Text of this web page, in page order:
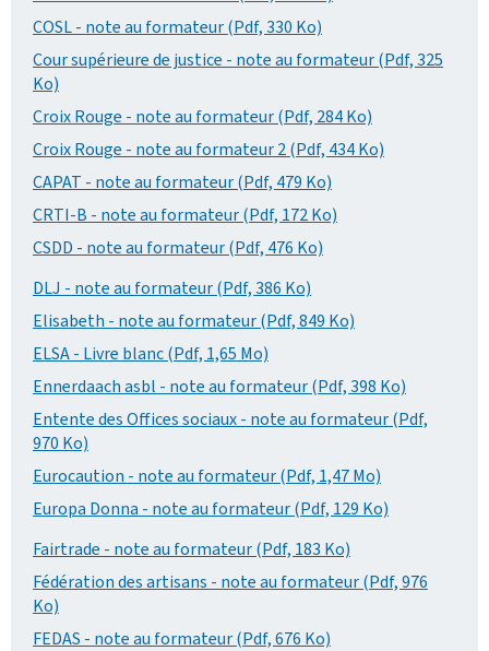
COSL - note au formateur (Pdf, 330 Ko)
Cour supérieure de justice - note au formateur (Pdf, 325
Ko)
Croix Rouge - note au formateur (Pdf, 284 Ko)
Croix Rouge - note au formateur 2 (Pdf, 434 Ko)
CAPAT - note au formateur (Pdf, 479 Ko)
CRTI-B - note au formateur (Pdf, 172 Ko)
CSDD - note au formateur (Pdf, 476 Ko)
DLJ - note au formateur (Pdf, 386 Ko)
Elisabeth - note au formateur (Pdf, 849 Ko)
ELSA - Livre blanc (Pdf, 1,65 Mo)
Ennerdaach asbl - note au formateur (Pdf, 398 Ko)
Entente des Offices sociaux - note au formateur (Pdf,
970 Ko)
Eurocaution - note au formateur (Pdf, 1,47 Mo)
Europa Donna - note au formateur (Pdf, 129 Ko)
Fairtrade - note au formateur (Pdf, 183 Ko)
Fédération des artisans - note au formateur (Pdf, 976
Ko)
FEDAS - note au formateur (Pdf, 676 Ko)